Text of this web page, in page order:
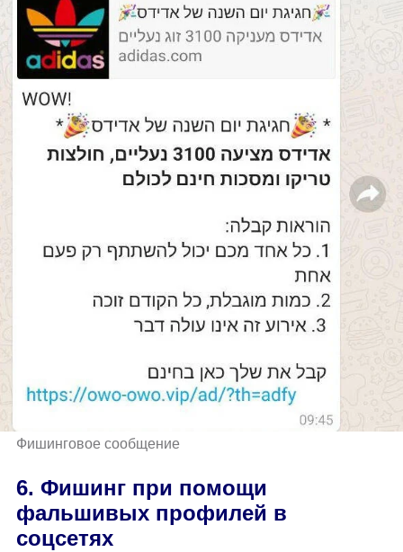
Фишинговое сообщение
6. Фишинг при помощи
фальшивых профилей в
соцсетях